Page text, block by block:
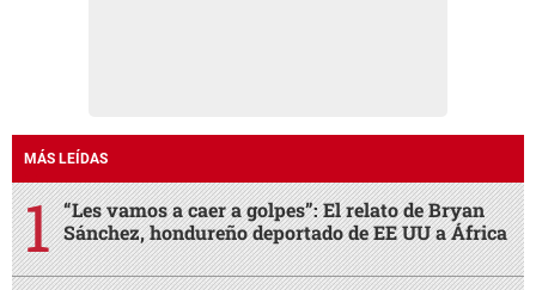
MÁS LEÍDAS
“Les vamos a caer a golpes”: El relato de Bryan
Sánchez, hondureño deportado de EE UU a África